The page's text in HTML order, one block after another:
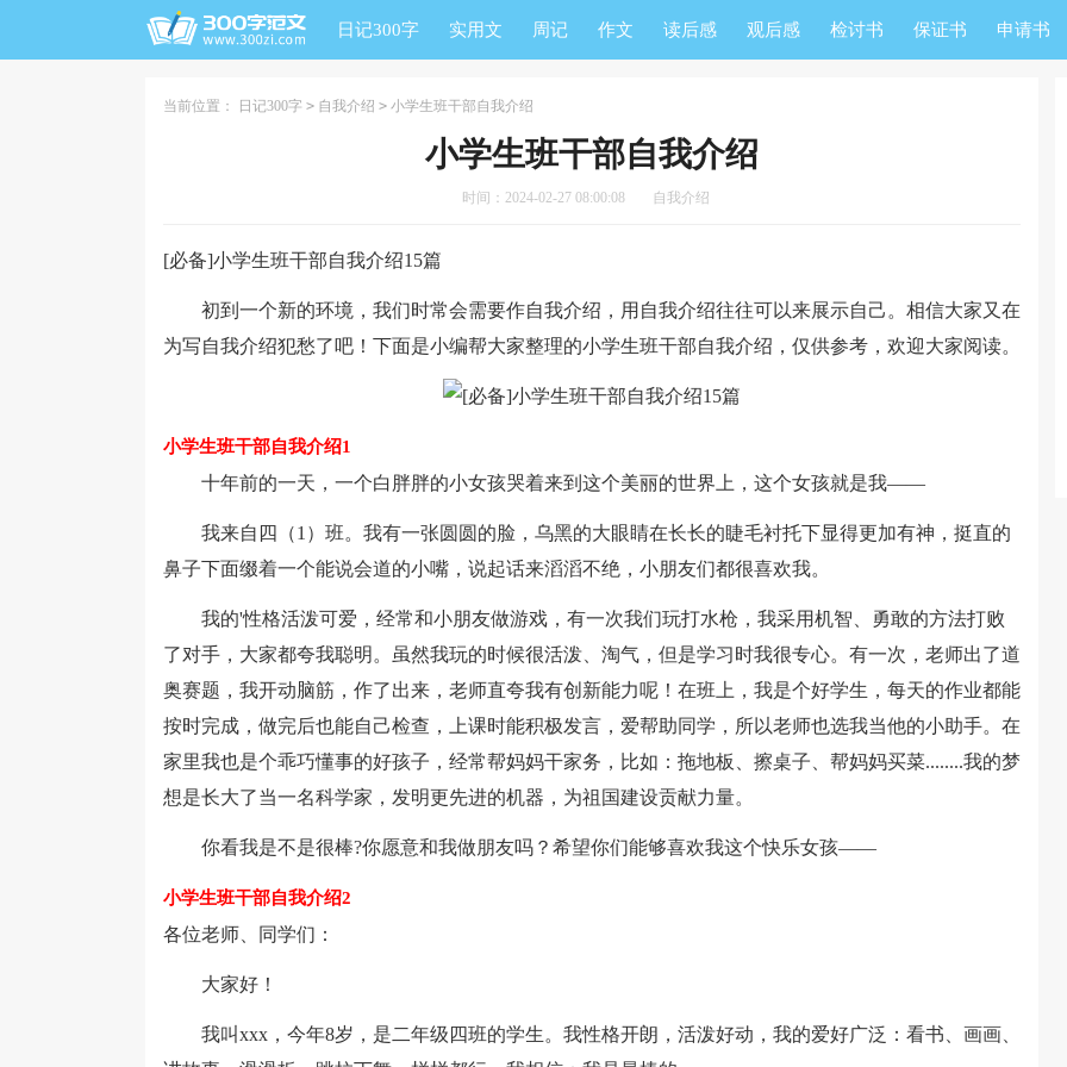
日记300字 实用文 周记 作文 读后感 观后感 检讨书 保证书 申请书
当前位置： 日记300字 > 自我介绍 > 小学生班干部自我介绍
小学生班干部自我介绍
时间：2024-02-27 08:00:08 自我介绍
[必备]小学生班干部自我介绍15篇
初到一个新的环境，我们时常会需要作自我介绍，用自我介绍往往可以来展示自己。相信大家又在
为写自我介绍犯愁了吧！下面是小编帮大家整理的小学生班干部自我介绍，仅供参考，欢迎大家阅读。
小学生班干部自我介绍1
十年前的一天，一个白胖胖的小女孩哭着来到这个美丽的世界上，这个女孩就是我——
我来自四（1）班。我有一张圆圆的脸，乌黑的大眼睛在长长的睫毛衬托下显得更加有神，挺直的
鼻子下面缀着一个能说会道的小嘴，说起话来滔滔不绝，小朋友们都很喜欢我。
我的'性格活泼可爱，经常和小朋友做游戏，有一次我们玩打水枪，我采用机智、勇敢的方法打败
了对手，大家都夸我聪明。虽然我玩的时候很活泼、淘气，但是学习时我很专心。有一次，老师出了道
奥赛题，我开动脑筋，作了出来，老师直夸我有创新能力呢！在班上，我是个好学生，每天的作业都能
按时完成，做完后也能自己检查，上课时能积极发言，爱帮助同学，所以老师也选我当他的小助手。在
家里我也是个乖巧懂事的好孩子，经常帮妈妈干家务，比如：拖地板、擦桌子、帮妈妈买菜........我的梦
想是长大了当一名科学家，发明更先进的机器，为祖国建设贡献力量。
你看我是不是很棒?你愿意和我做朋友吗？希望你们能够喜欢我这个快乐女孩——
小学生班干部自我介绍2
各位老师、同学们：
大家好！
我叫xxx，今年8岁，是二年级四班的学生。我性格开朗，活泼好动，我的爱好广泛：看书、画画、